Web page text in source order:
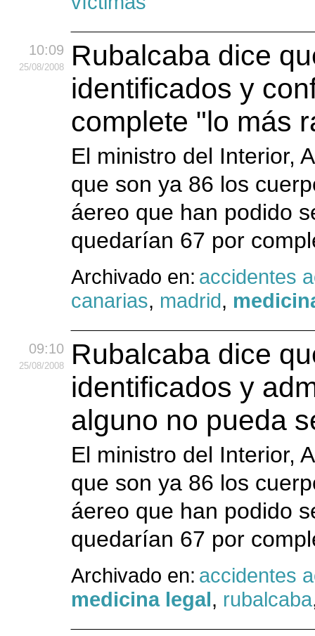
10:09
25/08/2008
Rubalcaba dice
identificados y
complete "lo más
El ministro del Interior,
que son ya 86 los
áereo que han podido
quedarían 67 por
Archivado en: accidentes
canarias, madrid,
09:10
25/08/2008
Rubalcaba dice
identificados y
alguno no pueda
El ministro del Interior,
que son ya 86 los
áereo que han podido
quedarían 67 por
Archivado en: accidentes
medicina legal, rubalcaba